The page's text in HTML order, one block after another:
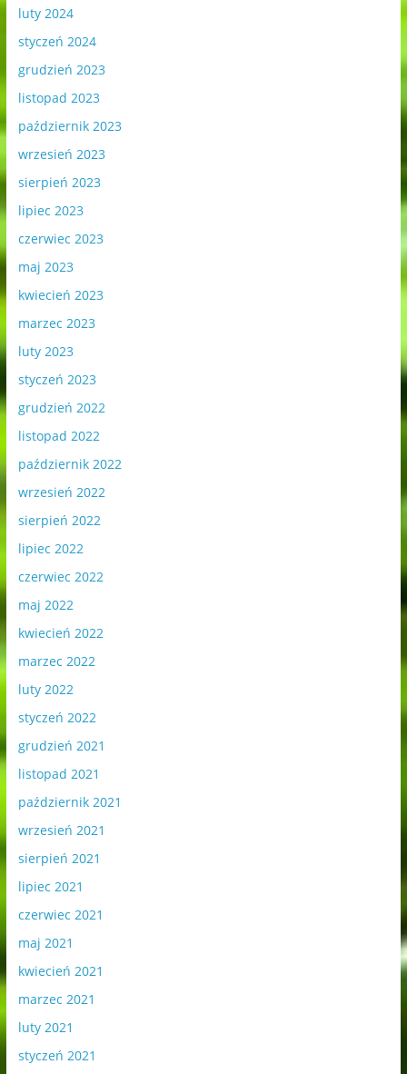
luty 2024
styczeń 2024
grudzień 2023
listopad 2023
październik 2023
wrzesień 2023
sierpień 2023
lipiec 2023
czerwiec 2023
maj 2023
kwiecień 2023
marzec 2023
luty 2023
styczeń 2023
grudzień 2022
listopad 2022
październik 2022
wrzesień 2022
sierpień 2022
lipiec 2022
czerwiec 2022
maj 2022
kwiecień 2022
marzec 2022
luty 2022
styczeń 2022
grudzień 2021
listopad 2021
październik 2021
wrzesień 2021
sierpień 2021
lipiec 2021
czerwiec 2021
maj 2021
kwiecień 2021
marzec 2021
luty 2021
styczeń 2021